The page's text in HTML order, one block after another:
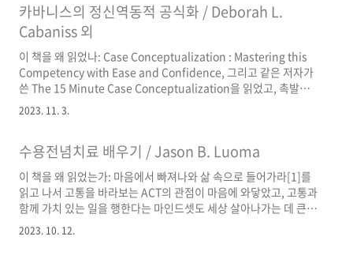
타인을 향한 그들의 관심이나 애정이 보답을 받지 못했다고 느낄
때. (2) 의미 있는 동료 집단에서 소외를 당하거나 다른 사람들에게
서 고립되었을 때. (3) 원치 않는 방법으로 유약함이 노출되었을 때.
(4) 그들 자신이 스스로에게 거는 기대감 또는 인생에서 중요한 다
른 사람들이 자신에게 거는 기대치를 충분히 이루지 못했을 ..
카바니스의 정신역동적 공식화 / Deborah L.
Cabaniss 외
이 책을 왜 읽었나: Case Conceptualization : Mastering this
Competency with Ease and Confidence, 그리고 같은 저자가
쓴 The 15 Minute Case Conceptualization을 읽었고, 촉발인
➡️ 패턴 ➡️ 증상 이라는 간명한 사례개념화 틀을 머릿속에 각인할
수 있었음. Case Conceptualization에는 단기 역동 심리치료 이
개념화의 예시가 담겨 있지만, 너무 정형화된 사례개념화 양식으로
체적으로 사례개념화하는 방법을 배우고 싶었고, 이왕이면 정신역
동 심리치료 이론에 따른 사례개념화를 배우고 ..
2023. 11. 3.
수용전념치료 배우기 / Jason B. Luoma
이 책을 왜 읽었는가: 마음에서 빠져나와 삶 속으로 들어가라[1]를
읽고 나서 고통을 바라보는 ACT의 관점이 마음에 와닿았고, 고통과
함께 가치 있는 일을 행한다는 마인드셋도 세상 살아나가는 데 큰
유익이 있다고 느낌. 다만 이 책에서는 상담실 안에서의 적용 방법
은 구체적으로 나와 있지 않아서 이를 배우고자 수용전념치료 배우
2023. 10. 12.